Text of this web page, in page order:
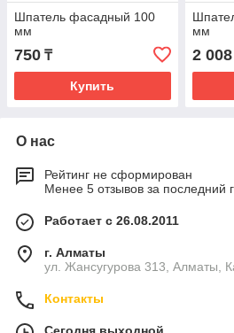
Шпатель фасадный 100
мм
750 ₸
Купить
мм
2 008
О нас
Рейтинг не сформирован
Менее 5 отзывов за последний
Работает с 26.08.2011
г. Алматы
ул. Жансугурова 313, Алматы,
Контакты